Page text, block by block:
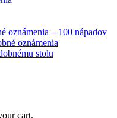
oznámenia – 100 nápadov
oznámenia
stolu
cart.